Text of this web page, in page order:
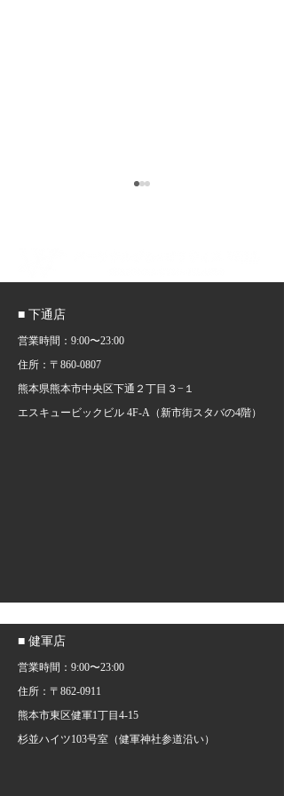
ヨガピラマップに掲載さ
れました！
■ 下通店
営業時間：9:00〜23:00
住所：〒860-0807
熊本県熊本市中央区下通２丁目３−１
エスキュービックビル 4F-A（新市街スタバの4階）
■ 健軍店
営業時間：9:00〜23:00
住所：〒862-0911
熊本市東区健軍1丁目4-15
杉並ハイツ103号室 ​（健軍神社参道沿い）